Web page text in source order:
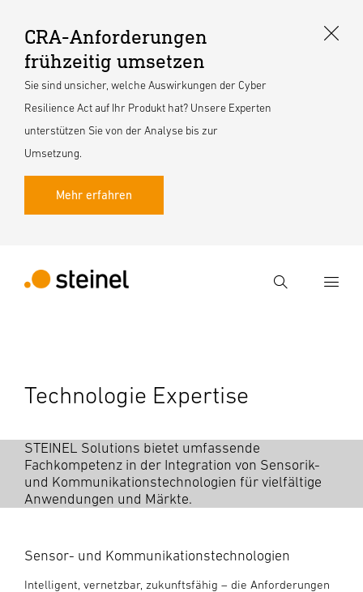
CRA-Anforderungen
frühzeitig umsetzen
Sie sind unsicher, welche Auswirkungen der Cyber
Resilience Act auf Ihr Produkt hat? Unsere Experten
unterstützen Sie von der Analyse bis zur
Umsetzung.
Mehr erfahren
Suche
Technologie Expertise
STEINEL Solutions bietet umfassende
Fachkompetenz in der Integration von Sensorik-
und Kommunikationstechnologien für vielfältige
Anwendungen und Märkte.
Sensor- und Kommunikationstechnologien
Intelligent, vernetzbar, zukunftsfähig – die Anforderungen